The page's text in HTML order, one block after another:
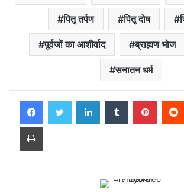
पितृ तर्पण पितृ दोष
पूर्वजों का आशीर्वाद ब्राह्मण भोज
सनातन धर्म
LinkedInTumblr
Print